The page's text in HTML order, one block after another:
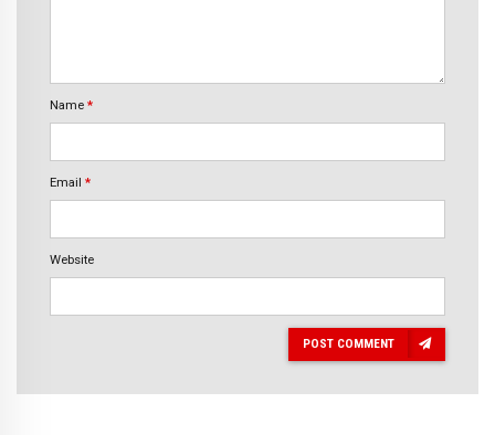
Name *
Email *
Website
POST COMMENT